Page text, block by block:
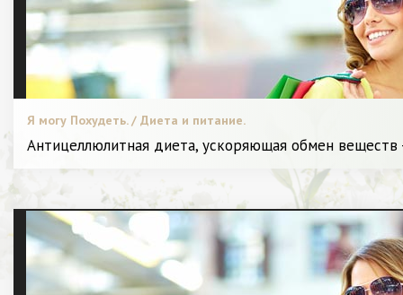
Я могу Похудеть. / Диета и питание.
Антицеллюлитная диета, ускоряющая обмен